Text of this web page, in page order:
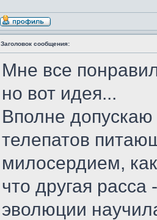
Заголовок сообщения:
Мне все
но вот идея...
Вполне
телепатов
милосердием,
что другая расса
эволюции